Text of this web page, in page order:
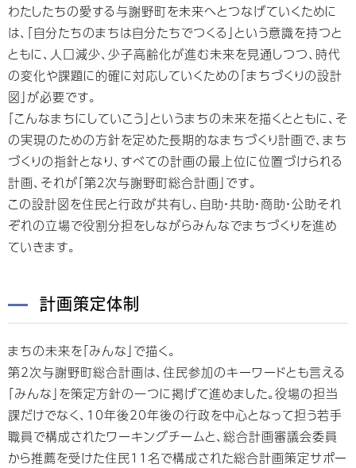
わたしたちの愛する与謝野町を未来へとつなげていくために
は、「自分たちのまちは自分たちでつくる」という意識を持つと
ともに、人口減少、少子高齢化が進む未来を見通しつつ、時代
の変化や課題に的確に対応していくための「まちづくりの設計
図」が必要です。
「こんなまちにしていこう」というまちの未来を描くとともに、そ
の実現のための方針を定めた長期的なまちづくり計画で、まち
づくりの指針となり、すべての計画の最上位に位置づけられる
計画、それが「第２次与謝野町総合計画」です。
この設計図を住民と行政が共有し、自助・共助・商助・公助それ
ぞれの立場で役割分担をしながらみんなでまちづくりを進め
ていきます。
計画策定体制
まちの未来を「みんな」で描く。
第2次与謝野町総合計画は、住民参加のキーワードとも言える
「みんな」を策定方針の一つに掲げて進めました。役場の担当
課だけでなく、10年後20年後の行政を中心となって担う若手
職員で構成されたワーキングチームと、総合計画審議会委員
から推薦を受けた住民11名で構成された総合計画策定サポー